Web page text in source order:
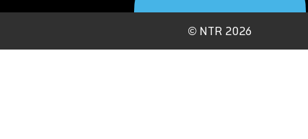
© NTR 2026